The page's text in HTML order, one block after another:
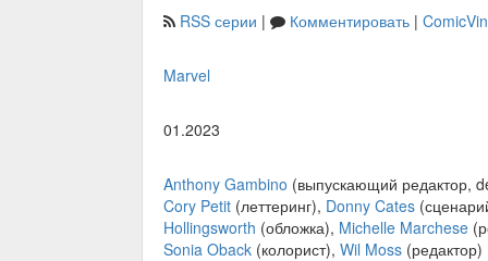
RSS серии | Комментировать |
Marvel
01.2023
Anthony Gambino (выпускающий редактор,
Cory Petit (леттеринг), Donny Cates
Hollingsworth (обложка), Michelle Marchese
Sonia Oback (колорист), Wil Moss (редактор)